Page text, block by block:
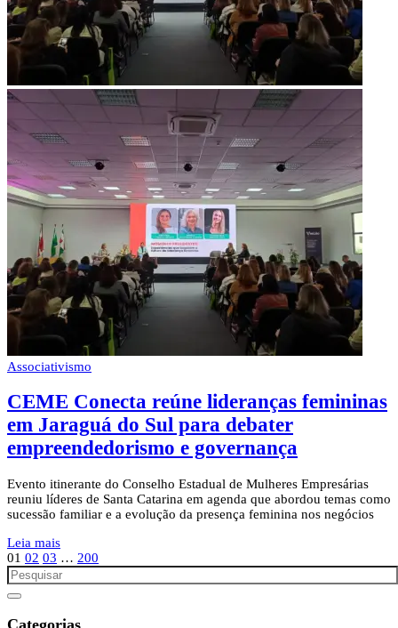
Associativismo
CEME Conecta reúne lideranças femininas
em Jaraguá do Sul para debater
empreendedorismo e governança
Evento itinerante do Conselho Estadual de Mulheres Empresárias
reuniu líderes de Santa Catarina em agenda que abordou temas como
sucessão familiar e a evolução da presença feminina nos negócios
Leia mais
01 02 03 … 200
Categorias